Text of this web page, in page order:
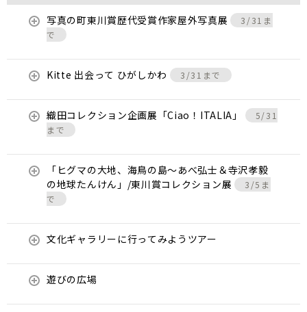
写真の町東川賞歴代受賞作家屋外写真展
3/31ま
で
Kitte 出会って ひがしかわ 3/31まで
織田コレクション企画展「Ciao！ITALIA」
5/31
まで
「ヒグマの大地、海鳥の島～あべ弘士＆寺沢孝毅
の地球たんけん」/東川賞コレクション展
3/5ま
で
文化ギャラリーに行ってみようツアー
遊びの広場